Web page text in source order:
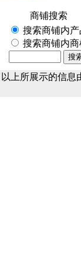
商铺搜索
搜索商铺内产
搜索商铺内商
以上所展示的信